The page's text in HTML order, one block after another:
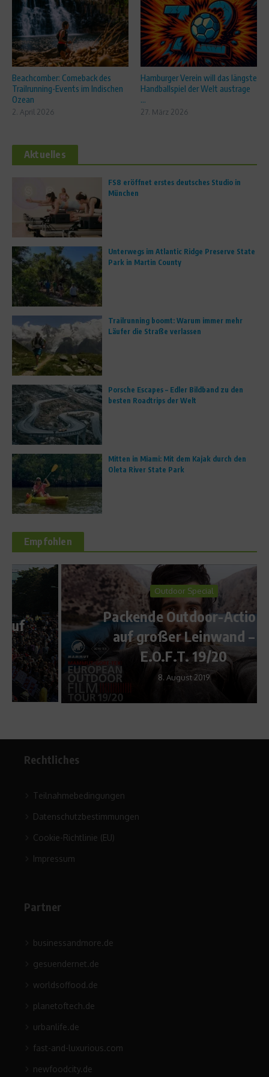
Beachcomber: Comeback des
Trailrunning-Events im Indischen
Ozean
2. April 2026
Hamburger Verein will das längste
Handballspiel der Welt austrage
...
27. März 2026
Aktuelles
FS8 eröffnet erstes deutsches Studio in
München
Unterwegs im Atlantic Ridge Preserve State
Park in Martin County
Trailrunning boomt: Warum immer mehr
Läufer die Straße verlassen
Porsche Escapes – Edler Bildband zu den
besten Roadtrips der Welt
Mitten in Miami: Mit dem Kajak durch den
Oleta River State Park
Empfohlen
Outdoor Special
Packende Outdoor-Action
auf großer Leinwand –
E.O.F.T. 19/20
8. August 2019
Rechtliches
Teilnahmebedingungen
Datenschutzbestimmungen
Cookie-Richtlinie (EU)
Impressum
Partner
businessandmore.de
gesuendernet.de
worldsoffood.de
planetoftech.de
urbanlife.de
fast-and-luxurious.com
newfoodcity.de